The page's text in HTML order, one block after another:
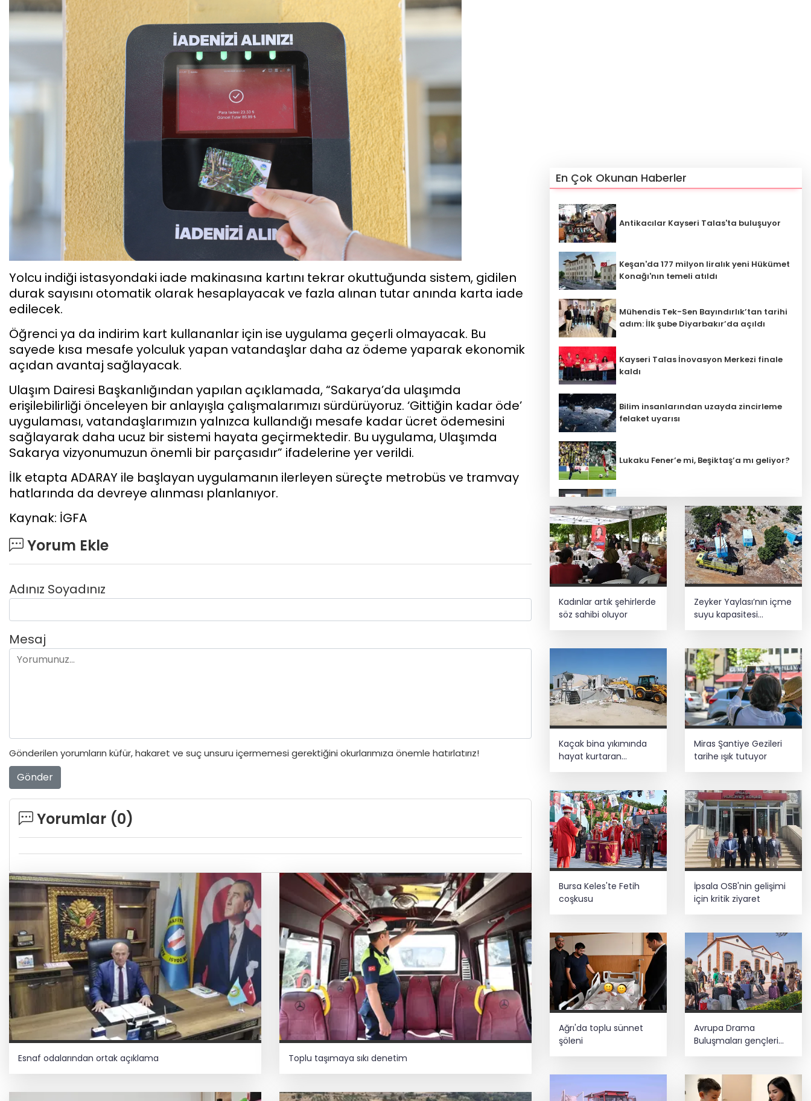
Yolcu indiği istasyondaki iade makinasına kartını tekrar okuttuğunda sistem, gidilen
durak sayısını otomatik olarak hesaplayacak ve fazla alınan tutar anında karta iade
edilecek.
Öğrenci ya da indirim kart kullananlar için ise uygulama geçerli olmayacak. Bu
sayede kısa mesafe yolculuk yapan vatandaşlar daha az ödeme yaparak ekonomik
açıdan avantaj sağlayacak.
Ulaşım Dairesi Başkanlığından yapılan açıklamada, “Sakarya’da ulaşımda
erişilebilirliği önceleyen bir anlayışla çalışmalarımızı sürdürüyoruz. ‘Gittiğin kadar öde’
uygulaması, vatandaşlarımızın yalnızca kullandığı mesafe kadar ücret ödemesini
sağlayarak daha ucuz bir sistemi hayata geçirmektedir. Bu uygulama, Ulaşımda
Sakarya vizyonumuzun önemli bir parçasıdır” ifadelerine yer verildi.
İlk etapta ADARAY ile başlayan uygulamanın ilerleyen süreçte metrobüs ve tramvay
hatlarında da devreye alınması planlanıyor.
Kaynak: İGFA
Yorum Ekle
Adınız Soyadınız
Mesaj
Gönderilen yorumların küfür, hakaret ve suç unsuru içermemesi gerektiğini okurlarımıza önemle hatırlatırız!
Gönder
Yorumlar (0)
Esnaf odalarından ortak açıklama Toplu taşımaya sıkı denetim
En Çok Okunan Haberler
Antikacılar Kayseri Talas'ta buluşuyor
Keşan'da 177 milyon liralık yeni Hükümet
Konağı'nın temeli atıldı
Mühendis Tek-Sen Bayındırlık’tan tarihi
adım: İlk şube Diyarbakır’da açıldı
Kayseri Talas İnovasyon Merkezi finale
kaldı
Bilim insanlarından uzayda zincirleme
felaket uyarısı
Lukaku Fener’e mi, Beşiktaş’a mı geliyor?
komisyondan geçti
İbrahim Burkay seçimlerde açık ara
önde! Dev lansmanda neler oldu?
İş Bankası Grubu üst yönetiminde görev
değişimi
Kadınlar artık şehirlerde
söz sahibi oluyor
Zeyker Yaylası’nın içme
suyu kapasitesi
Kaçak bina yıkımında
hayat kurtaran
müdahale
Miras Şantiye Gezileri
tarihe ışık tutuyor
Bursa Keles'te Fetih
coşkusu
İpsala OSB'nin gelişimi
için kritik ziyaret
Ağrı'da toplu sünnet
şöleni
Avrupa Drama
Buluşmaları gençleri
İzmir’de